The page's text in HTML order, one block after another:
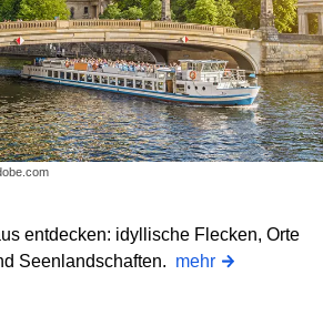
entdecken: idyllische Flecken, Orte
Seenlandschaften. mehr